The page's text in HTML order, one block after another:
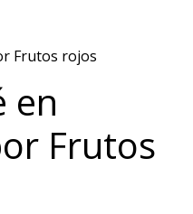
Frutos rojos
en
Frutos